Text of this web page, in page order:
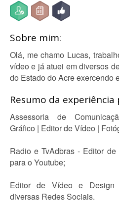
Sobre mim:
Olá, me chamo Lucas,
vídeo e já atuei em diversos
do Estado do Acre exercendo
Resumo da experiência
Assessoria de
Gráfico | Editor de Vídeo |
Radio e TvAdbras - Editor
para o Youtube;
Editor de Vídeo e Design
diversas Redes Sociais.